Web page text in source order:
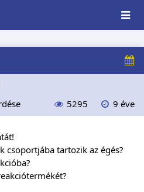
5295 9 éve
csoportjába tartozik az égés?